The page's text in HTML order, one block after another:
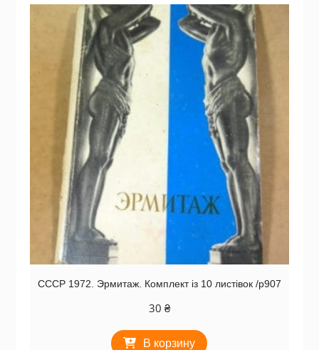
СССР 1972. Эрмитаж. Комплект із 10 листівок /р907
30 ₴
В корзину